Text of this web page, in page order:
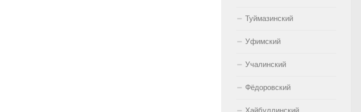
Туймазинский
Уфимский
Учалинский
Фёдоровский